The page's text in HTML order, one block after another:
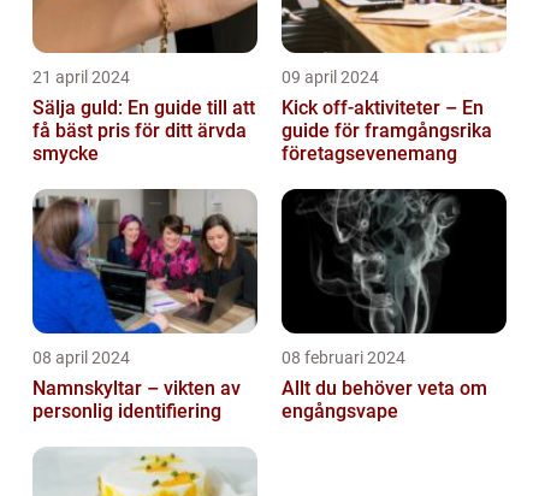
21 april 2024
Sälja guld: En guide till att
få bäst pris för ditt ärvda
smycke
09 april 2024
Kick off-aktiviteter – En
guide för framgångsrika
företagsevenemang
08 april 2024
Namnskyltar – vikten av
personlig identifiering
08 februari 2024
Allt du behöver veta om
engångsvape